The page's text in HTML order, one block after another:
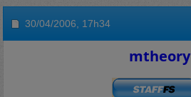
30/04/2006, 17h34
mtheory